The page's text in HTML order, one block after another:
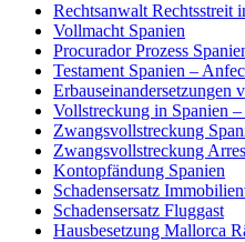
Rechtsanwalt Rechtsstreit
Vollmacht Spanien
Procurador Prozess
Testament Spanien –
Erbauseinandersetzungen
Vollstreckung in Spanien
Zwangsvollstreckung
Zwangsvollstreckung
Kontopfändung Spanien
Schadensersatz
Schadensersatz Fluggast
Hausbesetzung Mallorca